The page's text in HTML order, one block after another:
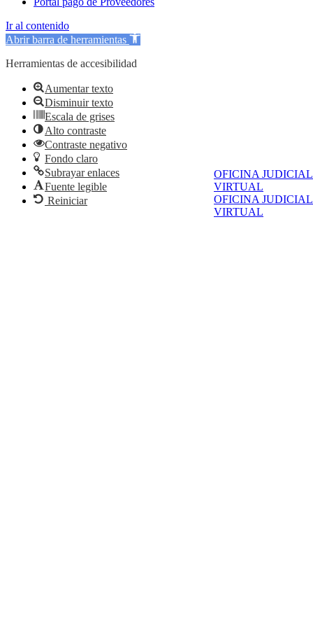
OFICINA JUDICIAL
VIRTUAL
OFICINA JUDICIAL
VIRTUAL
Ir al contenido
Abrir barra de herramientas
Herramientas de accesibilidad
Aumentar texto
Disminuir texto
Escala de grises
Alto contraste
Contraste negativo
Fondo claro
Subrayar enlaces
Fuente legible
Reiniciar